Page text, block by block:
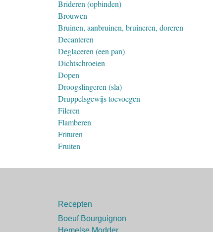
Brideren (opbinden)
Brouwen
Bruinen, aanbruinen, bruineren, doreren
Decanteren
Deglaceren (een pan)
Dichtschroeien
Dopen
Droogslingeren (sla)
Druppelsgewijs toevoegen
Fileren
Flamberen
Frituren
Fruiten
Recepten
Boeuf Bourguignon
Hemelse Modder